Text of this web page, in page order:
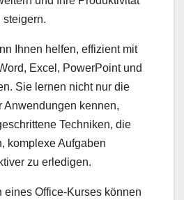
steigern.
Ihnen helfen, effizient mit
Excel, PowerPoint und
Sie lernen nicht nur die
Anwendungen kennen,
Techniken, die
komplexe Aufgaben
zu erledigen.
eines Office-Kurses können